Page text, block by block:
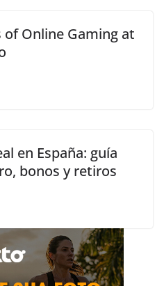
Online Gaming at
en España: guía
bonos y retiros